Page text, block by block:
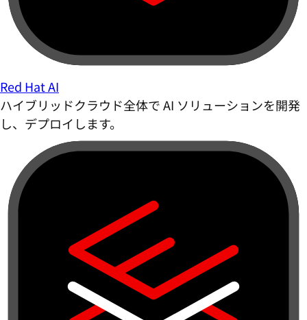
Red Hat AI
ハイブリッドクラウド全体で AI ソリューションを開発
し、デプロイします。